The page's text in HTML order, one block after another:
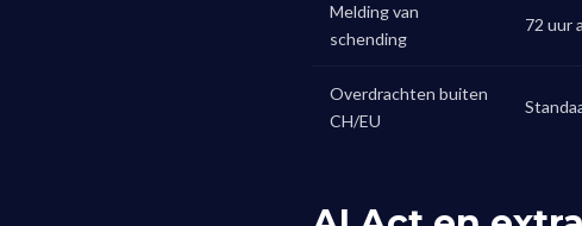
Melding van
schending
72 uur
Overdrachten buiten
CH/EU